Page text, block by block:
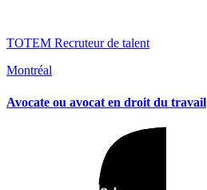
TOTEM Recruteur de talent
Montréal
Avocate ou avocat en droit du travail